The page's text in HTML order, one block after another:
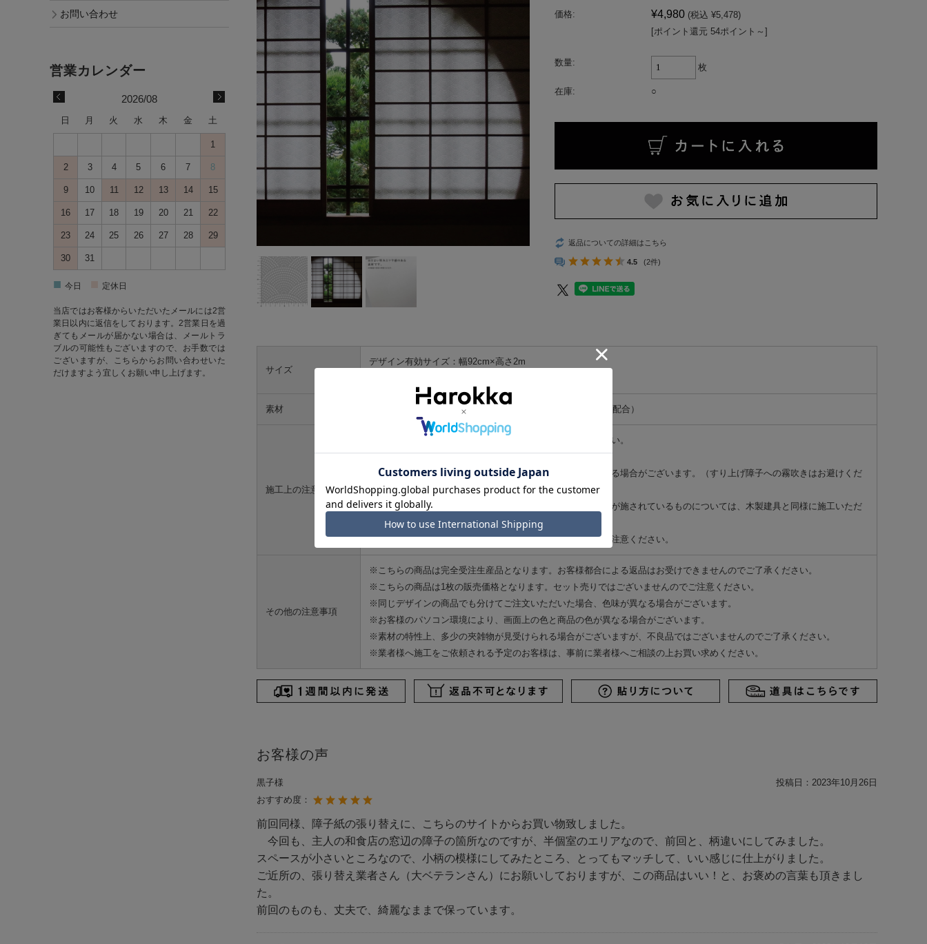
価格: ¥4,980 (税込 ¥5,478)
[ポイント還元 54ポイント～]
数量: 枚
在庫: ○
返品についての詳細はこちら
4.5 (2件)
サイズ
デザイン有効サイズ：幅92cm×高さ2m
素材 パルプ60％／化学繊維・ビニロンバインダー40％（けい光剤配合）
施工上の注意
※貼る際には、濃い（固めの）でんぷんのりをご使用ください。
※のりが完全に乾くまで、霧吹きはお避けください。
※すり上げ障子等、組子の細い建具へのご使用は、組子が反る場合がございます。（すり上げ障子への霧吹きはお避けくだ
さい）
※アルミ室内建具との接着では、のり付け用に下地加工処理が施されているものについては、木製建具と同様に施工いただ
けます。
※高温多湿でのご使用は、はがれの原因になりやすいのでご注意ください。
その他の注意事項
※こちらの商品は完全受注生産品となります。お客様都合による返品はお受けできませんのでご了承ください。
※こちらの商品は1枚の販売価格となります。セット売りではございませんのでご注意ください。
※同じデザインの商品でも分けてご注文いただいた場合、色味が異なる場合がございます。
※お客様のパソコン環境により、画面上の色と商品の色が異なる場合がございます。
※素材の特性上、多少の夾雑物が見受けられる場合がございますが、不良品ではございませんのでご了承ください。
※業者様へ施工をご依頼される予定のお客様は、事前に業者様へご相談の上お買い求めください。
お客様の声
黒子様 投稿日： 2023年10月26日
おすすめ度：
前回同様、障子紙の張り替えに、こちらのサイトからお買い物致しました。
今回も、主人の和食店の窓辺の障子の箇所なのですが、半個室のエリアなので、前回と、柄違いにしてみました。
スペースが小さいところなので、小柄の模様にしてみたところ、とってもマッチして、いい感じに仕上がりました。
ご近所の、張り替え業者さん（大ベテランさん）にお願いしておりますが、この商品はいい！と、お褒めの言葉も頂きまし
た。
前回のものも、丈夫で、綺麗なままで保っています。
お問い合わせ
2026/08
日 月 火 水 木 金 土
1
2 3 4 5 6 7 8
9 10 11 12 13 14 15
16 17 18 19 20 21 22
23 24 25 26 27 28 29
30 31
■ 今日 定休日
当店ではお客様からいただいたメールには2営
業日以内に返信をしております。2営業日を過
ぎてもメールが届かない場合は、メールトラ
ブルの可能性もございますので、お手数では
ございますが、 こちらからお問い合わせいた
だけますよう宜しくお願い申し上げます。